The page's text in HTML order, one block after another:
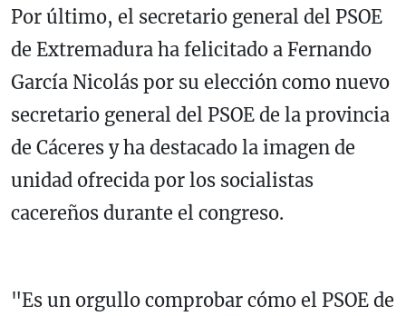
Por último, el secretario general del PSOE
de Extremadura ha felicitado a Fernando
García Nicolás por su elección como nuevo
secretario general del PSOE de la provincia
de Cáceres y ha destacado la imagen de
unidad ofrecida por los socialistas
cacereños durante el congreso.
"Es un orgullo comprobar cómo el PSOE de